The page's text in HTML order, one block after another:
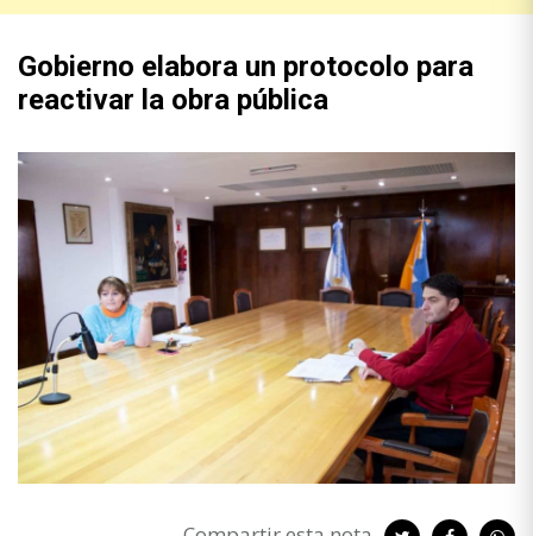
Gobierno elabora un protocolo para
reactivar la obra pública